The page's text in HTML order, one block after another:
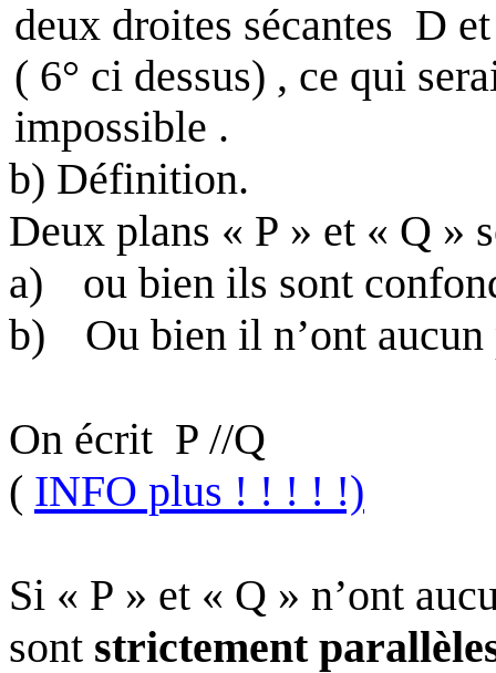
deux droites sécantes D
( 6° ci dessus) , ce qui
impossible .
b) Définition.
Deux plans « P » et « Q »
a)
ou bien ils sont
b)
Ou bien il n’ont
On écrit P //Q
( INFO plus ! ! ! ! !)
Si « P » et « Q » n’ont
sont strictement